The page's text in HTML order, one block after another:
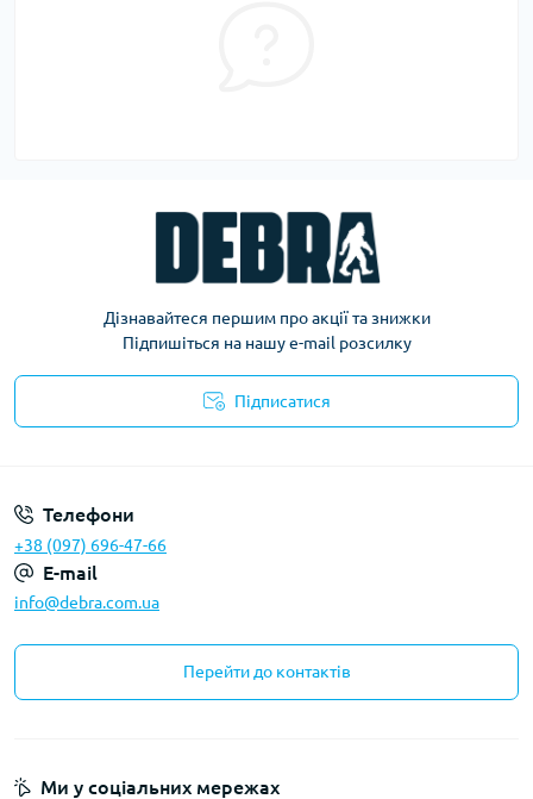
Дізнавайтеся першим про акції та знижки
Підпишіться на нашу e-mail розсилку
Підписатися
Телефони
+38 (097) 696-47-66
E-mail
info@debra.com.ua
Перейти до контактів
Ми у соціальних мережах